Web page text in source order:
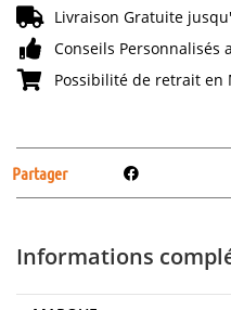
Livraison Gratuite
Conseils Personnalisés
Possibilité de retrait en
Partager
Informations